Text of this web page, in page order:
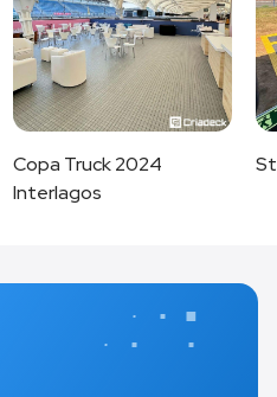
Copa Truck 2024
Interlagos